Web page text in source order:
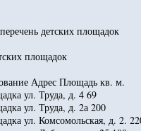
детских площадок
площадок
Адрес Площадь кв. м.
ул. Труда, д. 4 69
ул. Труда, д. 2а 200
ул. Комсомольская, д. 2.